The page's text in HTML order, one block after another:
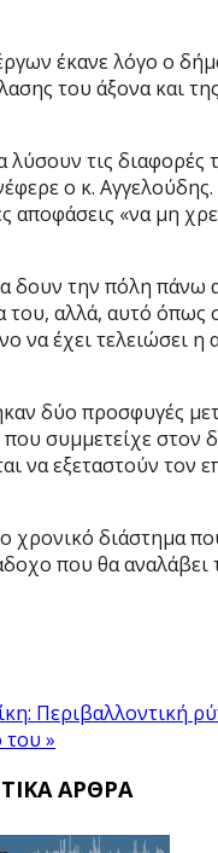
έκανε λόγο ο
του άξονα και
λύσουν τις
ο κ. Αγγελούδης.
αποφάσεις «να μη
δουν την πόλη πάνω
αλλά, αυτό όπως
να έχει τελειώσει η
δύο προσφυγές
συμμετείχε
να εξεταστούν
χρονικό διάστημα
που θα αναλάβει
Περιβαλλοντική
»
ΆΡΘΡΑ